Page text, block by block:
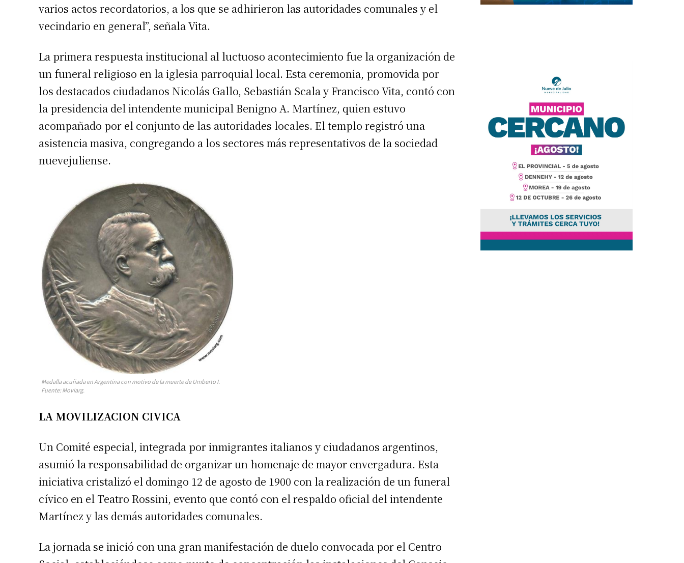
Suscribirme gratis
Dirección de correo electrónico *
Nombre
varios actos recordatorios, a los que se adhirieron las autoridades comunales y el
vecindario en general”, señala Vita.
La primera respuesta institucional al luctuoso acontecimiento fue la organización de
un funeral religioso en la iglesia parroquial local. Esta ceremonia, promovida por
los destacados ciudadanos Nicolás Gallo, Sebastián Scala y Francisco Vita, contó con
la presidencia del intendente municipal Benigno A. Martínez, quien estuvo
acompañado por el conjunto de las autoridades locales. El templo registró una
asistencia masiva, congregando a los sectores más representativos de la sociedad
nuevejuliense.
Medalla acuñada en Argentina con motivo de la muerte de Umberto I.
Fuente: Moviarg.
LA MOVILIZACION CIVICA
Un Comité especial, integrada por inmigrantes italianos y ciudadanos argentinos,
asumió la responsabilidad de organizar un homenaje de mayor envergadura. Esta
iniciativa cristalizó el domingo 12 de agosto de 1900 con la realización de un funeral
cívico en el Teatro Rossini, evento que contó con el respaldo oficial del intendente
Martínez y las demás autoridades comunales.
La jornada se inició con una gran manifestación de duelo convocada por el Centro